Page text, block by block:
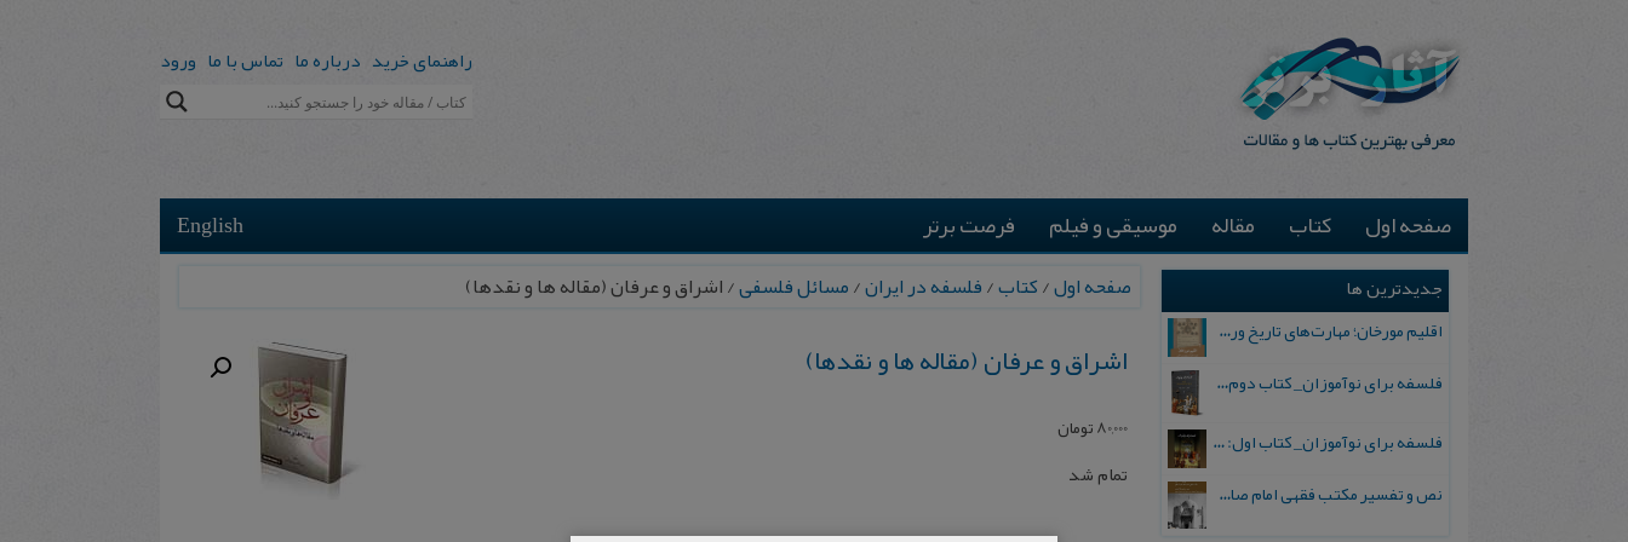
راهنمای خرید درباره ما تماس با ما ورود
English صفحه اول کتاب مقاله موسیقی و فیلم فرصت برتر
صفحه اول/کتاب/فلسفه در ایران/مسائل فلسفی/ اشراق و عرفان (مقاله ها و نقدها)
اشراق و عرفان (مقاله ها و نقدها)
80,000تومان
تمام شد
جدیدترین ها
اقلیم مورخان؛ مهارت‌های تاریخ ورزی علمی
فلسفه برای نوآموزان_ کتاب دوم: پرسش درباره واقعیت و معرفت
فلسفه برای نوآموزان_ کتاب اول: تردید در باورهای رایج
نص و تفسیر مکتب فقهی امام صادق علیه السلام